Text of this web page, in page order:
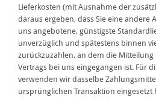
Lieferkosten (mit Ausnahme der
daraus ergeben, dass Sie eine andere
uns angebotene, günstigste
unverzüglich und spätestens binnen
zurückzuzahlen, an dem die
Vertrags bei uns eingegangen ist. Für
verwenden wir dasselbe
ursprünglichen Transaktion eingesetzt